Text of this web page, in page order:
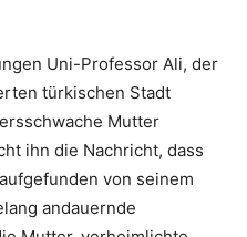
Uni-Professor Ali, der
türkischen Stadt
Mutter
ihn die Nachricht, dass
von seinem
andauernde